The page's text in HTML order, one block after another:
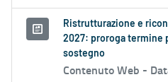
Ristrutturazione e
2027: proroga termine
sostegno
Contenuto Web -